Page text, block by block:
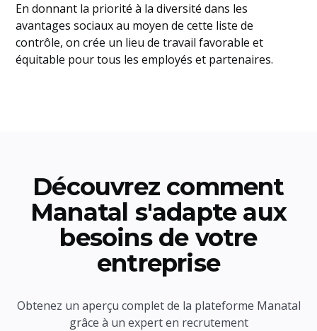
En donnant la priorité à la diversité dans les
avantages sociaux au moyen de cette liste de
contrôle, on crée un lieu de travail favorable et
équitable pour tous les employés et partenaires.
Découvrez comment
Manatal s'adapte aux
besoins de votre
entreprise
Obtenez un aperçu complet de la plateforme Manatal
grâce à un expert en recrutement